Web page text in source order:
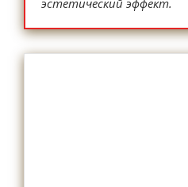
эстетический эффект.